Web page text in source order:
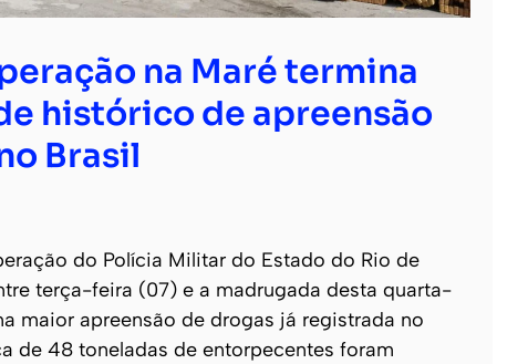
na Maré termina
histórico de apreensão
Brasil
do Polícia Militar do Estado do Rio de
terça-feira (07) e a madrugada desta quarta-
maior apreensão de drogas já registrada no
de 48 toneladas de entorpecentes foram